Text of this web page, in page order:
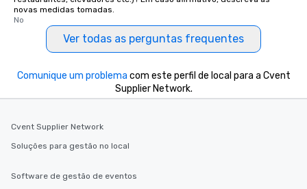
novas medidas tomadas.
No
Ver todas as perguntas frequentes
Comunique um problema com este perfil de local para a Cvent
Supplier Network.
Cvent Supplier Network
Soluções para gestão no local
Software de gestão de eventos